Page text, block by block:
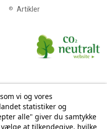
Artikler
vi og vores
statistiker og
alle" giver du samtykke
at tilkendegive, hvilke